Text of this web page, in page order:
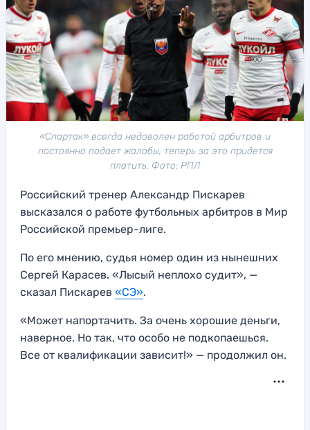
«Спартак» всегда недоволен работой арбитров и
постоянно подает жалобы, теперь за это придется
платить. Фото: РПЛ
Российский тренер Александр Пискарев
высказался о работе футбольных арбитров в Мир
Российской премьер-лиге.
По его мнению, судья номер один из нынешних
Сергей Карасев. «Лысый неплохо судит», —
сказал Пискарев «СЭ».
«Может напортачить. За очень хорошие деньги,
наверное. Но так, что особо не подкопаешься.
Все от квалификации зависит!» — продолжил он.